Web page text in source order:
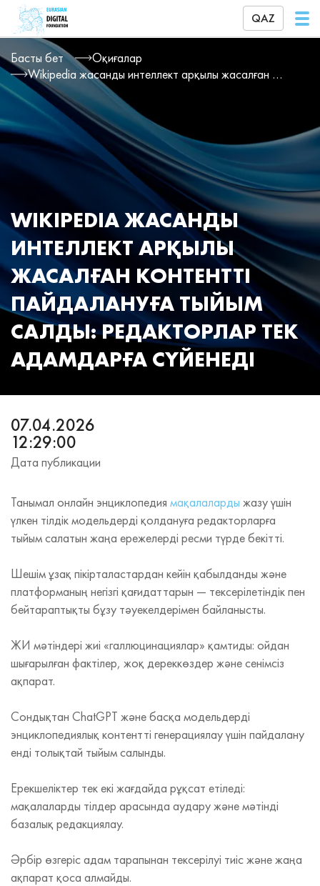
QAZ
Басты бет
Оқиғалар
Wikipedia жасанды интеллект арқылы жасалған контентті пайдалануға тыйым салды: редакторлар тек адамдарға сүйенеді
WIKIPEDIA ЖАСАНДЫ
ИНТЕЛЛЕКТ АРҚЫЛЫ
ЖАСАЛҒАН КОНТЕНТТІ
ПАЙДАЛАНУҒА ТЫЙЫМ
САЛДЫ: РЕДАКТОРЛАР ТЕК
АДАМДАРҒА СҮЙЕНЕДІ
07.04.2026
12:29:00
Дата публикации
Танымал онлайн энциклопедия мақалаларды жазу үшін
үлкен тілдік модельдерді қолдануға редакторларға
тыйым салатын жаңа ережелерді ресми түрде бекітті.
Шешім ұзақ пікірталастардан кейін қабылданды және
платформаның негізгі қағидаттарын — тексерілетіндік пен
бейтараптықты бұзу тәуекелдерімен байланысты.
ЖИ мәтіндері жиі «галлюцинациялар» қамтиды: ойдан
шығарылған фактілер, жоқ дереккөздер және сенімсіз
ақпарат.
Сондықтан ChatGPT және басқа модельдерді
энциклопедиялық контентті генерациялау үшін пайдалану
енді толықтай тыйым салынды.
Ерекшеліктер тек екі жағдайда рұқсат етіледі:
мақалаларды тілдер арасында аудару және мәтінді
базалық редакциялау.
Әрбір өзгеріс адам тарапынан тексерілуі тиіс және жаңа
ақпарат қоса алмайды.